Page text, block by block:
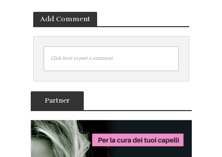
Add Comment
Click here to post a comment
Partner